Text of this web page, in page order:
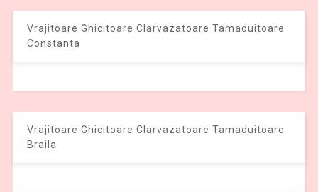
Vrajitoare Ghicitoare Clarvazatoare Tamaduitoare
Constanta
Vrajitoare Ghicitoare Clarvazatoare Tamaduitoare
Braila